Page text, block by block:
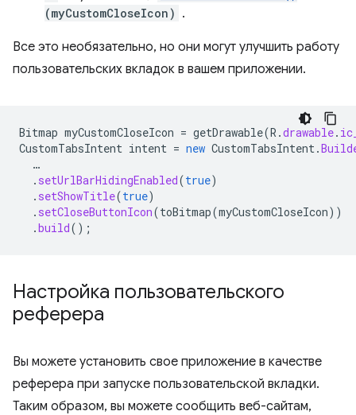
(myCustomCloseIcon) .
Все это необязательно, но они могут улучшить работу
пользовательских вкладок в вашем приложении.
Bitmap myCustomCloseIcon = getDrawable(R .drawable.
CustomTabsIntent intent = new CustomTabsIntent.
…
. setUrlBarHidingEnabled(true)
. setShowTitle(true)
. setCloseButtonIcon(toBitmap(myCustomCloseIcon))
.build();
Настройка пользовательского
реферера
Вы можете установить свое приложение в качестве
реферера при запуске пользовательской вкладки.
Таким образом, вы можете сообщить веб-сайтам,